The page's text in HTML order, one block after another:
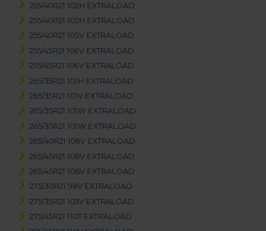
255/40R21 102H EXTRALOAD
255/40R21 102H EXTRALOAD
255/40R21 105V EXTRALOAD
255/45R21 106V EXTRALOAD
255/45R21 106V EXTRALOAD
265/35R21 101H EXTRALOAD
265/35R21 101V EXTRALOAD
265/35R21 101W EXTRALOAD
265/35R21 101W EXTRALOAD
265/40R21 108V EXTRALOAD
265/45R21 108V EXTRALOAD
265/45R21 108V EXTRALOAD
275/30R21 98V EXTRALOAD
275/35R21 103V EXTRALOAD
275/45R21 110T EXTRALOAD